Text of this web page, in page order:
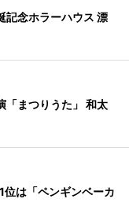
記念ホラーハウス 漂
「まつりうた」 和太
は「ペンギンベーカ